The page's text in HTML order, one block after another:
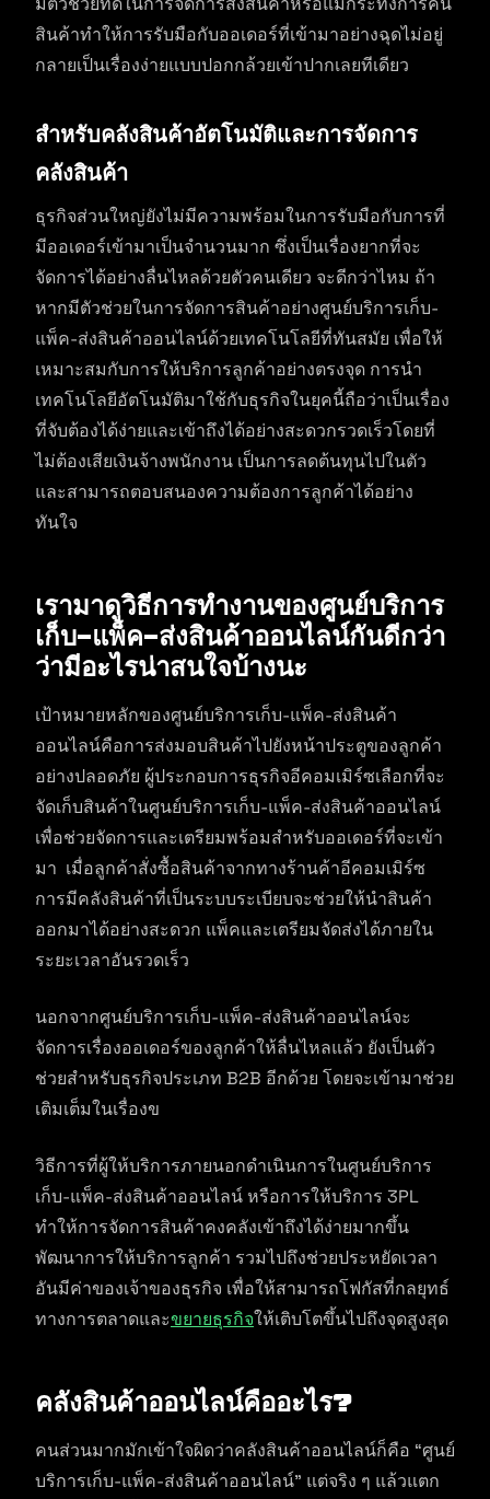
สินค้าทำให้การรับมือกับออเดอร์ที่เข้ามาอย่างฉุดไม่อยู่
กลายเป็นเรื่องง่ายแบบปอกกล้วยเข้าปากเลยทีเดียว
สำหรับคลังสินค้าอัตโนมัติและการจัดการ
คลังสินค้า
ธุรกิจส่วนใหญ่ยังไม่มีความพร้อมในการรับมือกับการที่
มีออเดอร์เข้ามาเป็นจำนวนมาก ซึ่งเป็นเรื่องยากที่จะ
จัดการได้อย่างลื่นไหลด้วยตัวคนเดียว จะดีกว่าไหม ถ้า
หากมีตัวช่วยในการจัดการสินค้าอย่างศูนย์บริการเก็บ-
แพ็ค-ส่งสินค้าออนไลน์ด้วยเทคโนโลยีที่ทันสมัย เพื่อให้
เหมาะสมกับการให้บริการลูกค้าอย่างตรงจุด การนำ
เทคโนโลยีอัตโนมัติมาใช้กับธุรกิจในยุคนี้ถือว่าเป็นเรื่อง
ที่จับต้องได้ง่ายและเข้าถึงได้อย่างสะดวกรวดเร็วโดยที่
ไม่ต้องเสียเงินจ้างพนักงาน เป็นการลดต้นทุนไปในตัว
และสามารถตอบสนองความต้องการลูกค้าได้อย่าง
ทันใจ
เรามาดูวิธีการทำงานของศูนย์บริการ
เก็บ-แพ็ค-ส่งสินค้าออนไลน์กันดีกว่า
ว่ามีอะไรน่าสนใจบ้างนะ
เป้าหมายหลักของศูนย์บริการเก็บ-แพ็ค-ส่งสินค้า
ออนไลน์คือการส่งมอบสินค้าไปยังหน้าประตูของลูกค้า
อย่างปลอดภัย ผู้ประกอบการธุรกิจอีคอมเมิร์ซเลือกที่จะ
จัดเก็บสินค้าในศูนย์บริการเก็บ-แพ็ค-ส่งสินค้าออนไลน์
เพื่อช่วยจัดการและเตรียมพร้อมสำหรับออเดอร์ที่จะเข้า
มา เมื่อลูกค้าสั่งซื้อสินค้าจากทางร้านค้าอีคอมเมิร์ซ
การมีคลังสินค้าที่เป็นระบบระเบียบจะช่วยให้นำสินค้า
ออกมาได้อย่างสะดวก แพ็คและเตรียมจัดส่งได้ภายใน
ระยะเวลาอันรวดเร็ว
นอกจากศูนย์บริการเก็บ-แพ็ค-ส่งสินค้าออนไลน์จะ
จัดการเรื่องออเดอร์ของลูกค้าให้ลื่นไหลแล้ว ยังเป็นตัว
ช่วยสำหรับธุรกิจประเภท B2B อีกด้วย โดยจะเข้ามาช่วย
เติมเต็มในเรื่องข
วิธีการที่ผู้ให้บริการภายนอกดำเนินการในศูนย์บริการ
เก็บ-แพ็ค-ส่งสินค้าออนไลน์ หรือการให้บริการ 3PL
ทำให้การจัดการสินค้าคงคลังเข้าถึงได้ง่ายมากขึ้น
พัฒนาการให้บริการลูกค้า รวมไปถึงช่วยประหยัดเวลา
อันมีค่าของเจ้าของธุรกิจ เพื่อให้สามารถโฟกัสที่กลยุทธ์
ทางการตลาดและขยายธุรกิจให้เติบโตขึ้นไปถึงจุดสูงสุด
คลังสินค้าออนไลน์คืออะไร?
คนส่วนมากมักเข้าใจผิดว่าคลังสินค้าออนไลน์ก็คือ “ศูนย์
บริการเก็บ-แพ็ค-ส่งสินค้าออนไลน์” แต่จริง ๆ แล้วแตก